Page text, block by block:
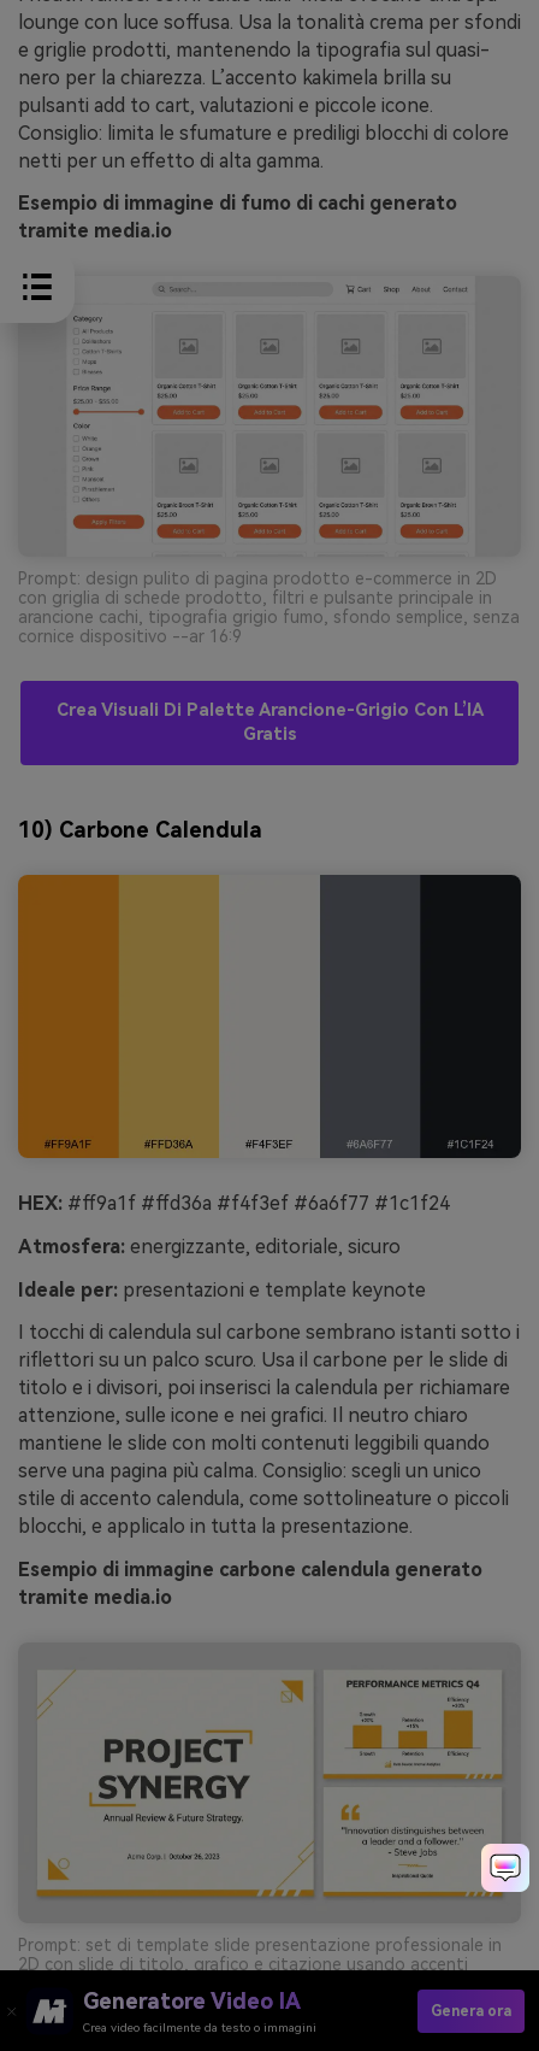
lounge con luce soffusa. Usa la tonalità crema per sfondi
e griglie prodotti, mantenendo la tipografia sul quasi-
nero per la chiarezza. L’accento kakimela brilla su
pulsanti add to cart, valutazioni e piccole icone.
Consiglio: limita le sfumature e prediligi blocchi di colore
netti per un effetto di alta gamma.
Esempio di immagine di fumo di cachi generato
tramite media.io
Prompt: design pulito di pagina prodotto e-commerce in 2D
con griglia di schede prodotto, filtri e pulsante principale in
arancione cachi, tipografia grigio fumo, sfondo semplice, senza
cornice dispositivo --ar 16:9
Crea Visuali Di Palette Arancione-Grigio Con L’IA
Gratis
10) Carbone Calendula
HEX: #ff9a1f #ffd36a #f4f3ef #6a6f77 #1c1f24
Atmosfera: energizzante, editoriale, sicuro
Ideale per: presentazioni e template keynote
I tocchi di calendula sul carbone sembrano istanti sotto i
riflettori su un palco scuro. Usa il carbone per le slide di
titolo e i divisori, poi inserisci la calendula per richiamare
attenzione, sulle icone e nei grafici. Il neutro chiaro
mantiene le slide con molti contenuti leggibili quando
serve una pagina più calma. Consiglio: scegli un unico
stile di accento calendula, come sottolineature o piccoli
blocchi, e applicalo in tutta la presentazione.
Esempio di immagine carbone calendula generato
tramite media.io
Prompt: set di template slide presentazione professionale in
2D con slide di titolo, grafico e citazione usando accenti
semplice --ar 16:9
Generatore Video IA
Crea video facilmente da testo o immagini
Genera ora